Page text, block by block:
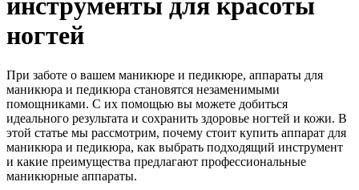
инструменты для красоты
ногтей
При заботе о вашем маникюре и педикюре, аппараты для
маникюра и педикюра становятся незаменимыми
помощниками. С их помощью вы можете добиться
идеального результата и сохранить здоровье ногтей и кожи. В
этой статье мы рассмотрим, почему стоит купить аппарат для
маникюра и педикюра, как выбрать подходящий инструмент
и какие преимущества предлагают профессиональные
маникюрные аппараты.